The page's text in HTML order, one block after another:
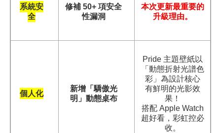
系統安
全
修補 50+ 項安全
性漏洞
本次更新最重要的
升級理由。
個人化
新增「驕傲光
明」動態桌布
Pride 主題壁紙以
「動態折射光譜色
彩」為設計核心
有鮮明的光影效
果！
搭配 Apple Watch
超好看，彩虹控必
收。